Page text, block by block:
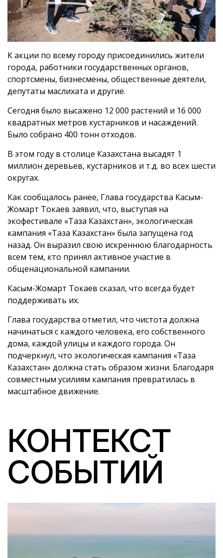
К акции по всему городу присоединились жители
города, работники государственных органов,
спортсмены, бизнесмены, общественные деятели,
депутаты маслихата и другие.
Сегодня было высажено 12 000 растений и 16 000
квадратных метров кустарников и насаждений.
Было собрано 400 тонн отходов.
В этом году в столице Казахстана высадят 1
миллион деревьев, кустарников и т.д. во всех шести
округах.
Как сообщалось ранее, Глава государства Касым-
Жомарт Токаев заявил, что, выступая на
экофестивале «Таза Казахстан», экологическая
кампания «Таза Казахстан» была запущена год
назад. Он выразил свою искреннюю благодарность
всем тем, кто принял активное участие в
общенациональной кампании.
Касым-Жомарт Токаев сказал, что всегда будет
поддерживать их.
Глава государства отметил, что чистота должна
начинаться с каждого человека, его собственного
дома, каждой улицы и каждого города. Он
подчеркнул, что экологическая кампания «Таза
Казахстан» должна стать образом жизни. Благодаря
совместным усилиям кампания превратилась в
масштабное движение.
КОНТЕКСТ
СОБЫТИЙ